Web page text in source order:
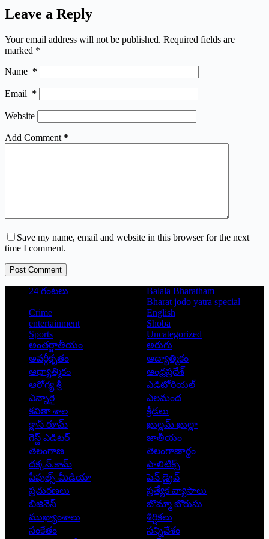
Leave a Reply
Your email address will not be published. Required fields are
marked *
Name *
Email *
Website
Add Comment *
Save my name, email and website in this browser for the next
time I comment.
Post Comment
24 గంటలు
Balala Bharatham
Bharat jodo yatra special
Crime
English
entertainment
Shoba
Sports
Uncategorized
అంతర్జాతీయం
అరుగు
అవర్గీకృతం
ఆద్యాత్మికం
ఆధ్యాత్మికం
ఆంధ్రప్రదేశ్
ఆరోగ్య శ్రీ
ఎడిటోరియల్
ఎన్నారై
ఎలమంద
కవితా శాల
క్రీడలు
క్లాస్ రూమ్
ఖుల్లమ్ ఖుల్లా
గెస్ట్ ఎడిటర్
జాతీయం
తెలంగాణ
తెలంగాణార్థం
దక్కన్.కామ్
పాలిటిక్స్
పీపుల్స్ ‌మీడియా
పెన్ డ్రైవ్
ప్రచురణలు
ప్రత్యేక వ్యాసాలు
బిజినెస్
బొమ్మా బొరుసు
ముఖ్యాంశాలు
శీర్షికలు
సంకేతం
సన్నివేశం